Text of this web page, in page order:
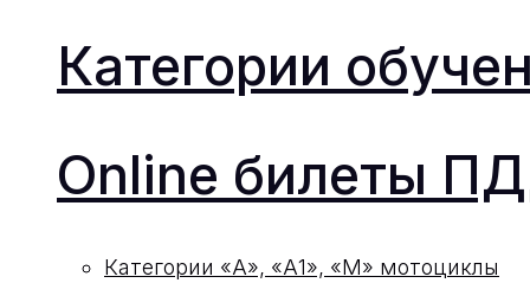
Категории
Online билеты
Категории «А», «А1», «М» мотоциклы